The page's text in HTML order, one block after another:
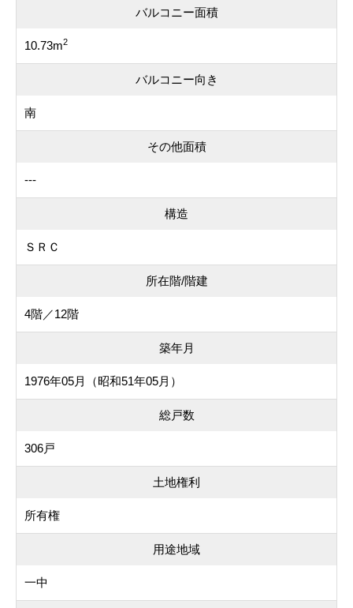
バルコニー面積
10.73m2
バルコニー向き
南
その他面積
---
構造
ＳＲＣ
所在階/階建
4階／12階
築年月
1976年05月（昭和51年05月）
総戸数
306戸
土地権利
所有権
用途地域
一中